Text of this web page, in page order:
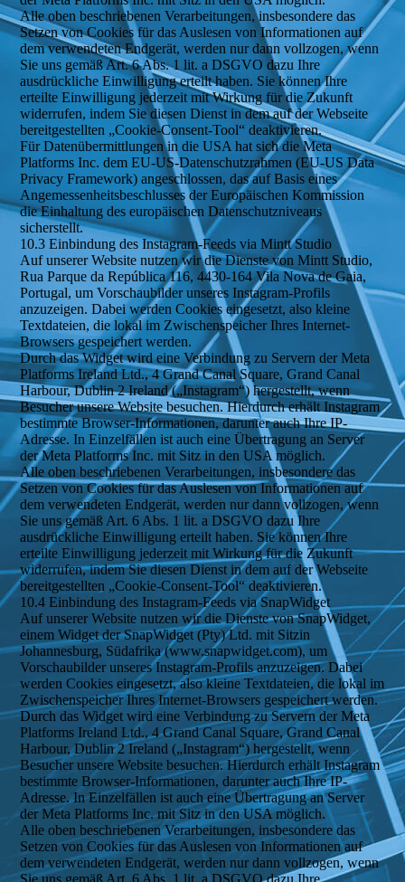
Alle oben beschriebenen Verarbeitungen, insbesondere das
Setzen von Cookies für das Auslesen von Informationen auf
dem verwendeten Endgerät, werden nur dann vollzogen, wenn
Sie uns gemäß Art. 6 Abs. 1 lit. a DSGVO dazu Ihre
ausdrückliche Einwilligung erteilt haben. Sie können Ihre
erteilte Einwilligung jederzeit mit Wirkung für die Zukunft
widerrufen, indem Sie diesen Dienst in dem auf der Webseite
bereitgestellten „Cookie-Consent-Tool“ deaktivieren.
Für Datenübermittlungen in die USA hat sich die Meta
Platforms Inc. dem EU-US-Datenschutzrahmen (EU-US Data
Privacy Framework) angeschlossen, das auf Basis eines
Angemessenheitsbeschlusses der Europäischen Kommission
die Einhaltung des europäischen Datenschutzniveaus
sicherstellt.
10.3 Einbindung des Instagram-Feeds via Mintt Studio
Auf unserer Website nutzen wir die Dienste von Mintt Studio,
Rua Parque da República 116, 4430-164 Vila Nova de Gaia,
Portugal, um Vorschaubilder unseres Instagram-Profils
anzuzeigen. Dabei werden Cookies eingesetzt, also kleine
Textdateien, die lokal im Zwischenspeicher Ihres Internet-
Browsers gespeichert werden.
Durch das Widget wird eine Verbindung zu Servern der Meta
Platforms Ireland Ltd., 4 Grand Canal Square, Grand Canal
Harbour, Dublin 2 Ireland („Instagram“) hergestellt, wenn
Besucher unsere Website besuchen. Hierdurch erhält Instagram
bestimmte Browser-Informationen, darunter auch Ihre IP-
Adresse. In Einzelfällen ist auch eine Übertragung an Server
der Meta Platforms Inc. mit Sitz in den USA möglich.
Alle oben beschriebenen Verarbeitungen, insbesondere das
Setzen von Cookies für das Auslesen von Informationen auf
dem verwendeten Endgerät, werden nur dann vollzogen, wenn
Sie uns gemäß Art. 6 Abs. 1 lit. a DSGVO dazu Ihre
ausdrückliche Einwilligung erteilt haben. Sie können Ihre
erteilte Einwilligung jederzeit mit Wirkung für die Zukunft
widerrufen, indem Sie diesen Dienst in dem auf der Webseite
bereitgestellten „Cookie-Consent-Tool“ deaktivieren.
10.4 Einbindung des Instagram-Feeds via SnapWidget
Auf unserer Website nutzen wir die Dienste von SnapWidget,
einem Widget der SnapWidget (Pty) Ltd. mit Sitzin
Johannesburg, Südafrika (www.snapwidget.com), um
Vorschaubilder unseres Instagram-Profils anzuzeigen. Dabei
werden Cookies eingesetzt, also kleine Textdateien, die lokal im
Zwischenspeicher Ihres Internet-Browsers gespeichert werden.
Durch das Widget wird eine Verbindung zu Servern der Meta
Platforms Ireland Ltd., 4 Grand Canal Square, Grand Canal
Harbour, Dublin 2 Ireland („Instagram“) hergestellt, wenn
Besucher unsere Website besuchen. Hierdurch erhält Instagram
bestimmte Browser-Informationen, darunter auch Ihre IP-
Adresse. In Einzelfällen ist auch eine Übertragung an Server
der Meta Platforms Inc. mit Sitz in den USA möglich.
Alle oben beschriebenen Verarbeitungen, insbesondere das
Setzen von Cookies für das Auslesen von Informationen auf
dem verwendeten Endgerät, werden nur dann vollzogen, wenn
Sie uns gemäß Art. 6 Abs. 1 lit. a DSGVO dazu Ihre